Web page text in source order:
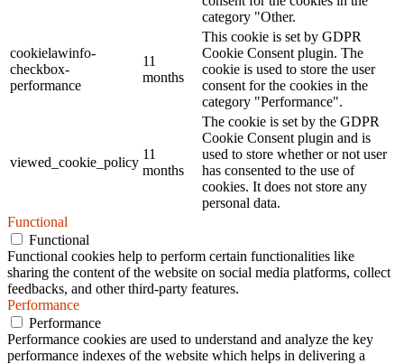
category "Other.
cookielawinfo-
checkbox-
performance
11
months
This cookie is set by GDPR
Cookie Consent plugin. The
cookie is used to store the user
consent for the cookies in the
category "Performance".
viewed_cookie_policy
11
months
The cookie is set by the GDPR
Cookie Consent plugin and is
used to store whether or not user
has consented to the use of
cookies. It does not store any
personal data.
Functional
Functional
Functional cookies help to perform certain functionalities like
sharing the content of the website on social media platforms, collect
feedbacks, and other third-party features.
Performance
Performance
Performance cookies are used to understand and analyze the key
performance indexes of the website which helps in delivering a